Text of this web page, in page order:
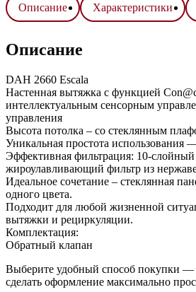
Описание Характеристики
Описание
DAH 2660 Escala
Настенная вытяжка с функцией
интеллектуальным сенсорным
управления
Высота потолка – со стеклянным
Уникальная простота использования
Эффективная фильтрация: 10-слойный
жироулавливающий фильтр из
Идеальное сочетание – стеклянная
одного цвета.
Подходит для любой жизненной
вытяжки и рециркуляции.
Комплектация:
Обратный клапан
Выберите удобный способ покупки —
сделать оформление максимально